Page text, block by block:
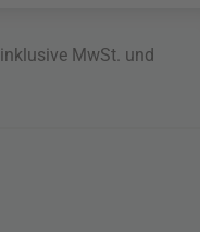
MwSt. und